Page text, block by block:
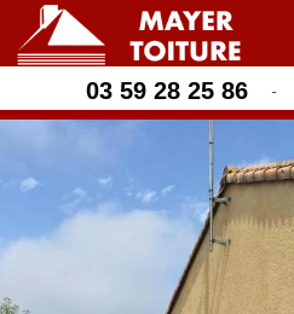
03 59 28 25 86 -